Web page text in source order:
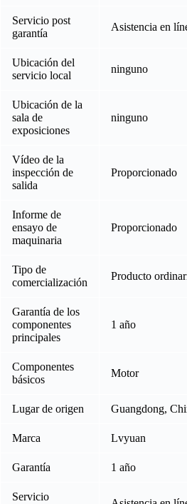
Servicio post
garantía
Asistencia en
Ubicación del
servicio local
ninguno
Ubicación de la
sala de
exposiciones
ninguno
Vídeo de la
inspección de
salida
Proporcionado
Informe de
ensayo de
maquinaria
Proporcionado
Tipo de
comercialización
Producto
Garantía de los
componentes
principales
1 año
Componentes
básicos
Motor
Lugar de origen Guangdong,
Marca Lvyuan
Garantía 1 año
Servicio